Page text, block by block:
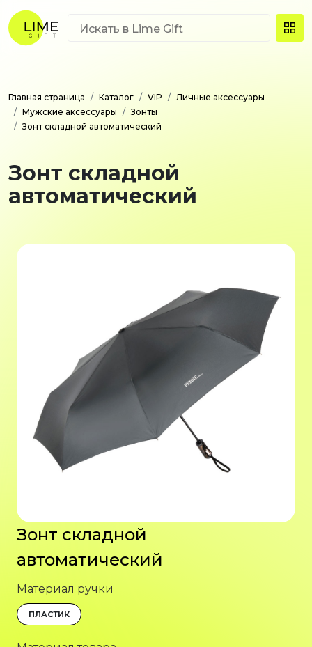
Главная страница Каталог VIP
Личные аксессуары
Мужские аксессуары
Зонты
Зонт складной автоматический
Зонт складной
автоматический
Зонт складной
автоматический
Материал ручки
ПЛАСТИК